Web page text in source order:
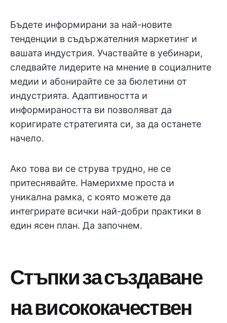
Бъдете информирани за най-новите
тенденции в съдържателния маркетинг и
вашата индустрия. Участвайте в уебинари,
следвайте лидерите на мнение в социалните
медии и абонирайте се за бюлетини от
индустрията. Адаптивността и
информираността ви позволяват да
коригирате стратегията си, за да останете
начело.
Ако това ви се струва трудно, не се
притеснявайте. Намерихме проста и
уникална рамка, с която можете да
интегрирате всички най-добри практики в
един ясен план. Да започнем.
Стъпки за създаване
на висококачествен